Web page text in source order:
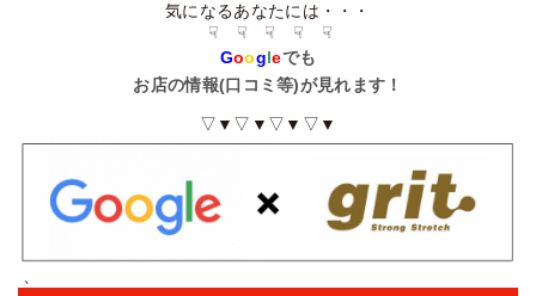
気になるあなたには・・・
☟ ☟ ☟ ☟ ☟
Goog leでも
お店の情報(口コミ等)が見れます！
▽▼▽▼▽▼▽▼